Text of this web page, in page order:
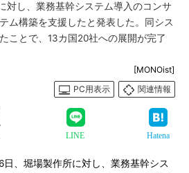
対し、業務基幹システム導入のコンサ
ム構築を支援したと発表した。同シス
ことで、13カ国20社への展開が完了
[MONOist]
PC用表示
関連情報
LINE Hatena
、堀場製作所に対し、業務基幹シス